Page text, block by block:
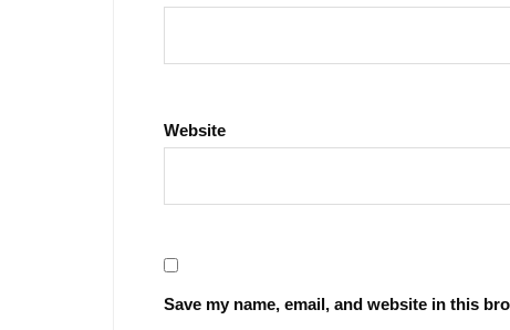
Website
Save my name, email, and website in this